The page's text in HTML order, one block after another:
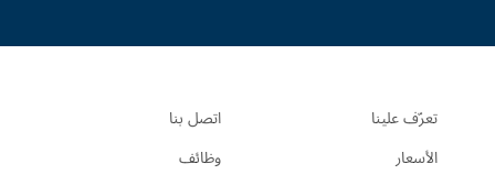
تعرّف علينا
الأسعار
اتصل بنا
وظائف